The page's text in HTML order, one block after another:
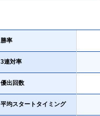
勝率
3連対率
優出回数
平均スタートタイミング